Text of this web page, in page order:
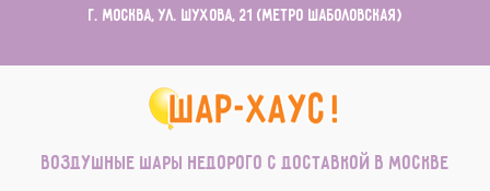
г. Москва, ул. Шухова, 21 (метро Шаболовская)
Воздушные шары недорого с доставкой в Москве